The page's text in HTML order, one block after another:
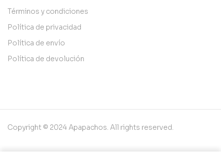
Términos y condiciones
Política de privacidad
Política de envío
Política de devolución
Copyright © 2024 Apapachos. All rights reserved.